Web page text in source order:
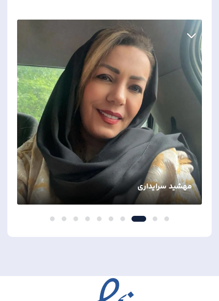
مهشید سرایداری